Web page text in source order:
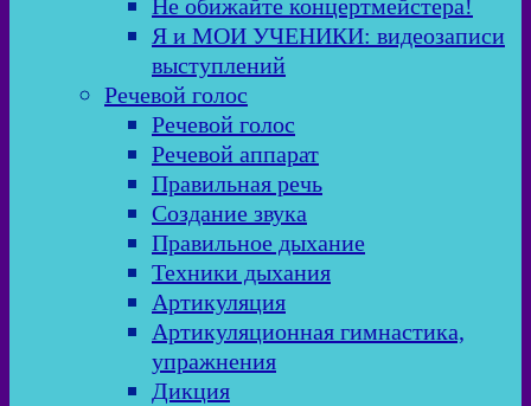
Не обижайте концертмейстера!
Я и МОИ УЧЕНИКИ: видеозаписи
выступлений
Речевой голос
Речевой голос
Речевой аппарат
Правильная речь
Создание звука
Правильное дыхание
Техники дыхания
Артикуляция
Артикуляционная гимнастика,
упражнения
Дикция